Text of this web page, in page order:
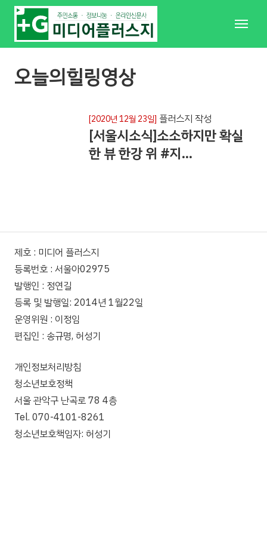
메
뉴
오늘의힐링영상
[2020년 12월 23일] 플러스지 작성
[서울시소식]소소하지만 확실
한 뷰 한강 위 #지…
제호 : 미디어 플러스지
등록번호 : 서울아02975
발행인 : 정연길
등록 및 발행일: 2014년 1월22일
운영위원 : 이정임
편집인 : 송규명, 허성기
개인정보처리방침
청소년보호정책
서울 관악구 난곡로 78 4층
Tel. 070-4101-8261
청소년보호책임자: 허성기